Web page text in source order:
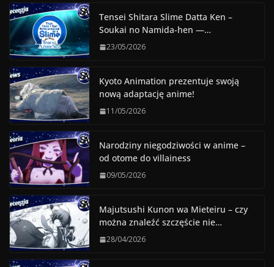
Tensei Shitara Slime Datta Ken –
Soukai no Namida-hen —…
23/05/2026
Kyoto Animation prezentuje swoją
nową adaptację anime!
11/05/2026
Narodziny niegodziwości w anime –
od otome do villainess
09/05/2026
Majutsushi Kunon wa Mieteiru – czy
można znaleźć szczęście nie…
28/04/2026